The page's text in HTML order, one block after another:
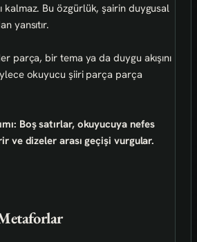
kalmaz. Bu özgürlük, şairin duygusal
yansıtır.
parça, bir tema ya da duygu akışını
okuyucu şiiri parça parça
Boş satırlar, okuyucuya nefes
ve dizeler arası geçişi vurgular.